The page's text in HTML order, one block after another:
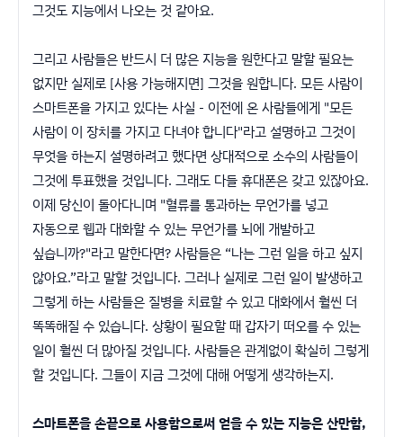
그것도 지능에서 나오는 것 같아요.
그리고 사람들은 반드시 더 많은 지능을 원한다고 말할 필요는
없지만 실제로 [사용 가능해지면] 그것을 원합니다. 모든 사람이
스마트폰을 가지고 있다는 사실 - 이전에 온 사람들에게 "모든
사람이 이 장치를 가지고 다녀야 합니다"라고 설명하고 그것이
무엇을 하는지 설명하려고 했다면 상대적으로 소수의 사람들이
그것에 투표했을 것입니다. 그래도 다들 휴대폰은 갖고 있잖아요.
이제 당신이 돌아다니며 "혈류를 통과하는 무언가를 넣고
자동으로 웹과 대화할 수 있는 무언가를 뇌에 개발하고
싶습니까?"라고 말한다면? 사람들은 “나는 그런 일을 하고 싶지
않아요.”라고 말할 것입니다. 그러나 실제로 그런 일이 발생하고
그렇게 하는 사람들은 질병을 치료할 수 있고 대화에서 훨씬 더
똑똑해질 수 있습니다. 상황이 필요할 때 갑자기 떠오를 수 있는
일이 훨씬 더 많아질 것입니다. 사람들은 관계없이 확실히 그렇게
할 것입니다. 그들이 지금 그것에 대해 어떻게 생각하는지.
스마트폰을 손끝으로 사용함으로써 얻을 수 있는 지능은 산만함,